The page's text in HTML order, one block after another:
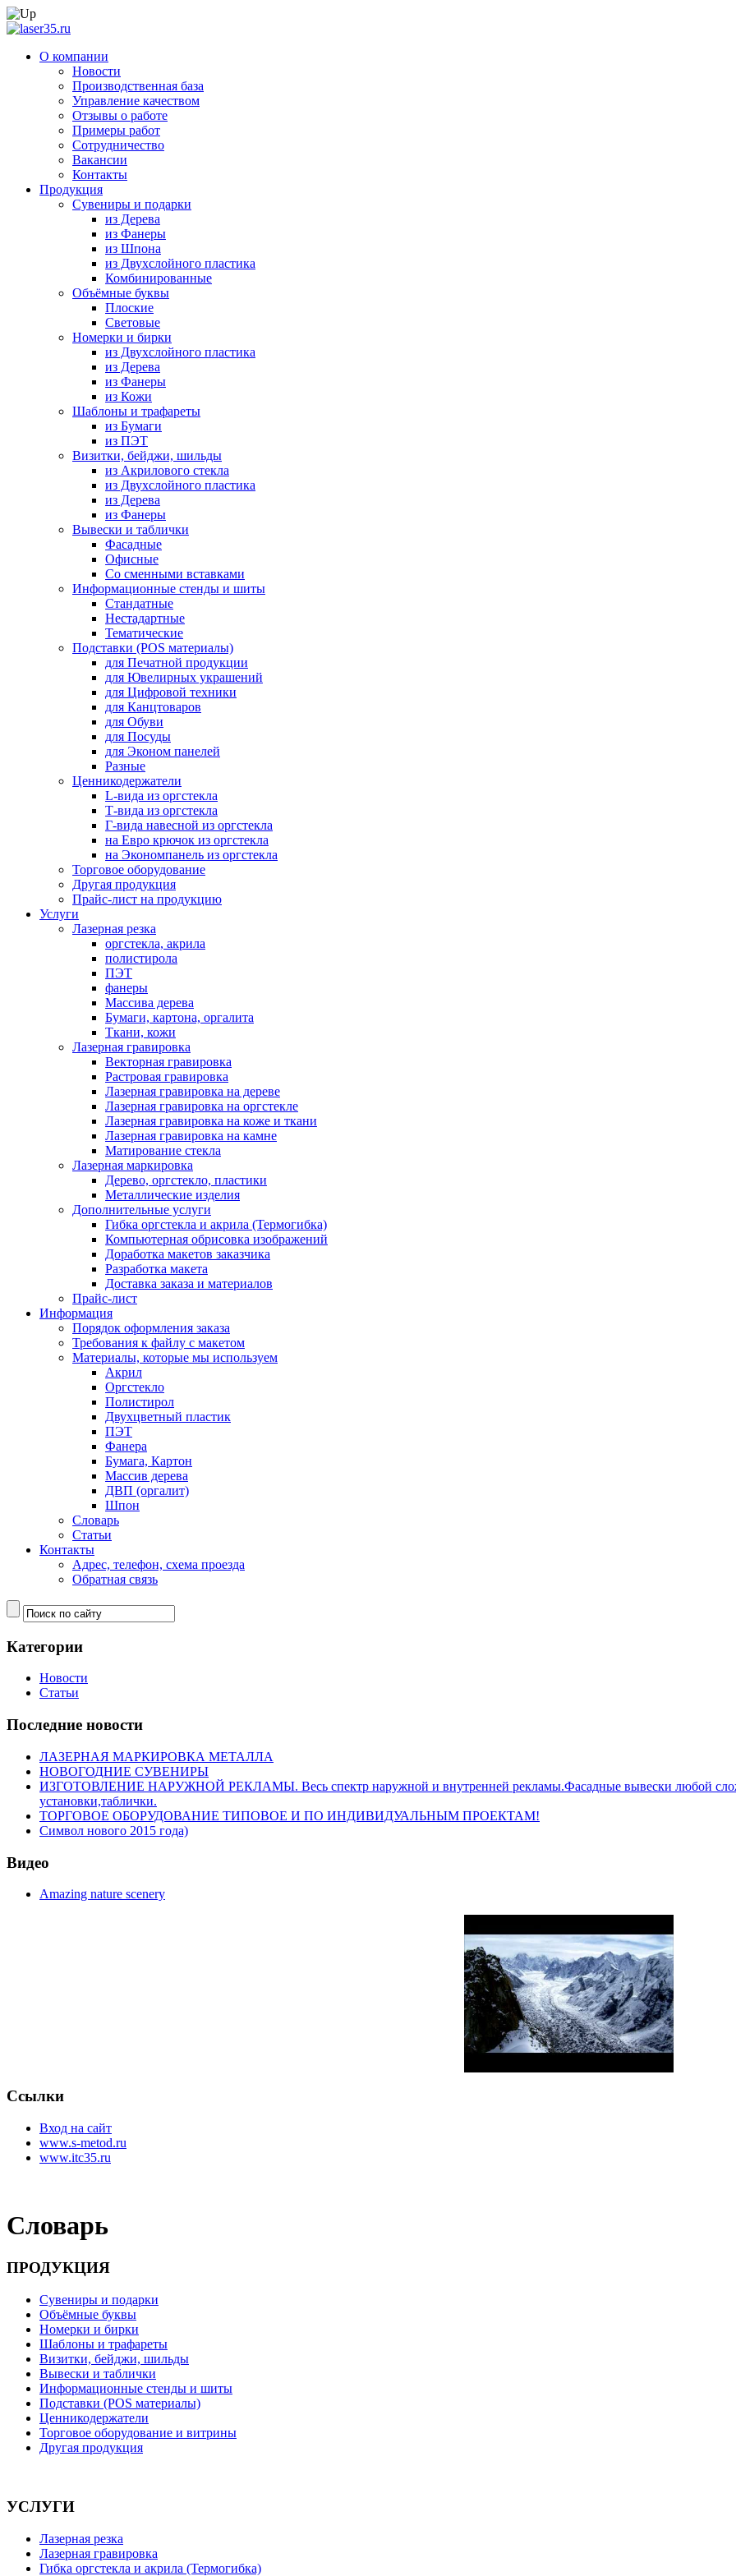
О компании
Новости
Производственная база
Управление качеством
Отзывы о работе
Примеры работ
Сотрудничество
Вакансии
Контакты
Продукция
Сувениры и подарки
из Дерева
из Фанеры
из Шпона
из Двухслойного пластика
Комбинированные
Объёмные буквы
Плоские
Световые
Номерки и бирки
из Двухслойного пластика
из Дерева
из Фанеры
из Кожи
Шаблоны и трафареты
из Бумаги
из ПЭТ
Визитки, бейджи, шильды
из Акрилового стекла
из Двухслойного пластика
из Дерева
из Фанеры
Вывески и таблички
Фасадные
Офисные
Со сменными вставками
Информационные стенды и шиты
Стандатные
Нестадартные
Тематические
Подставки (POS материалы)
для Печатной продукции
для Ювелирных украшений
для Цифровой техники
для Канцтоваров
для Обуви
для Посуды
для Эконом панелей
Разные
Ценникодержатели
L-вида из оргстекла
Т-вида из оргстекла
Г-вида навесной из оргстекла
на Евро крючок из оргстекла
на Экономпанель из оргстекла
Торговое оборудование
Другая продукция
Прайс-лист на продукцию
Услуги
Лазерная резка
оргстекла, акрила
полистирола
ПЭТ
фанеры
Массива дерева
Бумаги, картона, оргалита
Ткани, кожи
Лазерная гравировка
Векторная гравировка
Растровая гравировка
Лазерная гравировка на дереве
Лазерная гравировка на оргстекле
Лазерная гравировка на коже и ткани
Лазерная гравировка на камне
Матирование стекла
Лазерная маркировка
Дерево, оргстекло, пластики
Металлические изделия
Дополнительные услуги
Гибка оргстекла и акрила (Термогибка)
Компьютерная обрисовка изображений
Доработка макетов заказчика
Разработка макета
Доставка заказа и материалов
Прайс-лист
Информация
Порядок оформления заказа
Требования к файлу c макетом
Материалы, которые мы используем
Акрил
Оргстекло
Полистирол
Двухцветный пластик
ПЭТ
Фанера
Бумага, Картон
Массив дерева
ДВП (оргалит)
Шпон
Словарь
Статьи
Контакты
Адрес, телефон, схема проезда
Обратная связь
Категории
Новости
Статьи
Последние новости
ЛАЗЕРНАЯ МАРКИРОВКА МЕТАЛЛА
НОВОГОДНИЕ СУВЕНИРЫ
ИЗГОТОВЛЕНИЕ НАРУЖНОЙ РЕКЛАМЫ. Весь спектр наружной и внутренней рекламы.Фасадные вывески любой
установки,таблички.
ТОРГОВОЕ ОБОРУДОВАНИЕ ТИПОВОЕ И ПО ИНДИВИДУАЛЬНЫМ ПРОЕКТАМ!
Символ нового 2015 года)
Видео
Amazing nature scenery
Ссылки
Вход на сайт
www.s-metod.ru
www.itc35.ru
Словарь
ПРОДУКЦИЯ
Сувениры и подарки
Объёмные буквы
Номерки и бирки
Шаблоны и трафареты
Визитки, бейджи, шильды
Вывески и таблички
Информационные стенды и шиты
Подставки (POS материалы)
Ценникодержатели
Торговое оборудование и витрины
Другая продукция
УСЛУГИ
Лазерная резка
Лазерная гравировка
Гибка оргстекла и акрила (Термогибка)